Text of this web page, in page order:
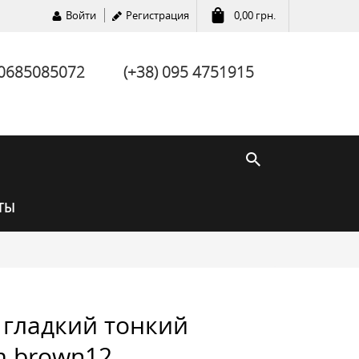
Войти Регистрация 0,00 грн.
(+38) 095 4751915
тонкий